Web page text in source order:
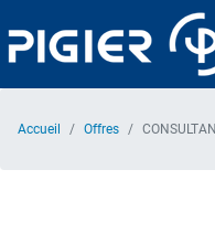
au
contenu
Accueil Offres